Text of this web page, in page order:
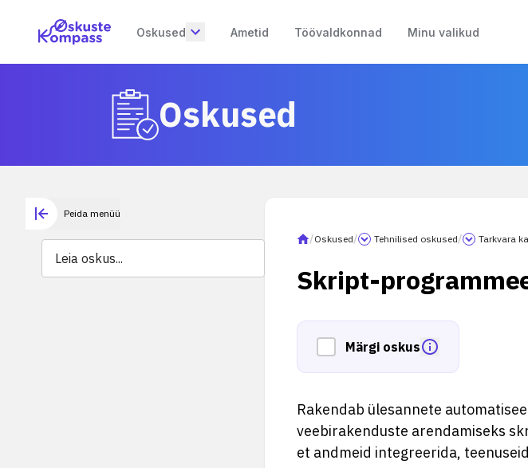
Oskused Ametid Töövaldkonnad Minu valikud
Oskused
Peida menüü
/Oskused/ Tehnilised oskused/ Tarkvara
Skript-
Märgi oskus
Rakendab ülesannete
veebirakenduste arendamiseks
et andmeid integreerida,